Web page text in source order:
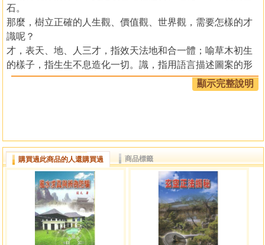
石。
那麼，樹立正確的人生觀、價值觀、世界觀，需要怎樣的才
識呢？
才，表天、地、人三才，指效天法地和合一體；喻草木初生
的樣子，指生生不息造化一切。識，指用語言描述圖案的形
狀和細節，即對事物的感知辨別，能明理啟慧扶正祛邪；指
能談論的話題僅限於某個範圍，即要突破認知的局限，以整
魔性、秉持人性、彰顯神性︵注：對魔與神的解釋，請參閱
由臺灣育林出版社印行的︽玄空正法揭秘︾︶，散發出真、
善、美的正能量，展現出良好的文化內涵和文明素養，這是
人類最基本的倫理道德形態。
風水作為神傳文化，研究的是人與天地之間的相互交感，主
張人去參天地以贊化育，它的積極作用在於﹁以術指點幫人
調理，為解決生存問題和提升生活品質；用德勸化助人明
顯示完整說明
購買過此商品的人還購買過 商品標籤